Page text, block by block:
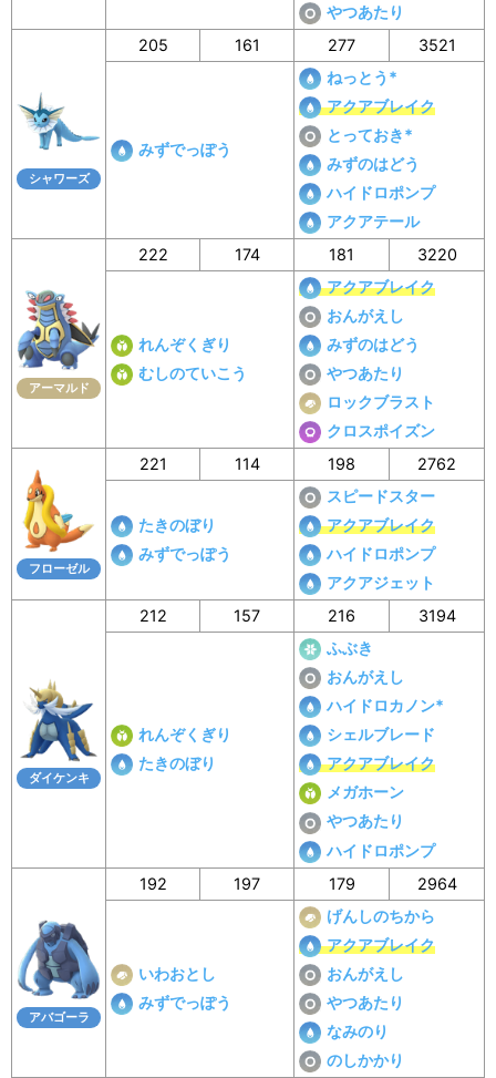
やつあたり
シャワーズ
205 161 277 3521
みずでっぽう
ねっとう*
アクアブレイク
とっておき*
みずのはどう
ハイドロポンプ
アクアテール
アーマルド
222 174 181 3220
れんぞくぎり
むしのていこう
アクアブレイク
おんがえし
みずのはどう
やつあたり
ロックブラスト
クロスポイズン
フローゼル
221 114 198 2762
たきのぼり
みずでっぽう
スピードスター
アクアブレイク
ハイドロポンプ
アクアジェット
ダイケンキ
212 157 216 3194
れんぞくぎり
たきのぼり
ふぶき
おんがえし
ハイドロカノン*
シェルブレード
アクアブレイク
メガホーン
やつあたり
ハイドロポンプ
アバゴーラ
192 197 179 2964
いわおとし
みずでっぽう
げんしのちから
アクアブレイク
おんがえし
やつあたり
なみのり
のしかかり